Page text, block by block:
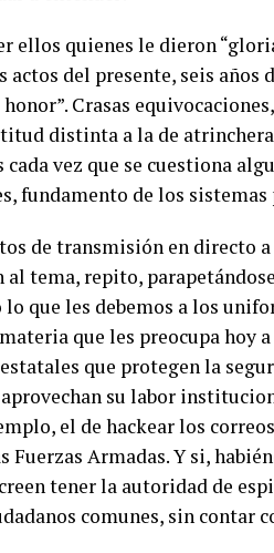
ellos quienes le dieron
actos del presente, seis años
Crasas
distinta a la de
vez que se cuestiona
fundamento de los
de transmisión en directo
tema, repito,
que les debemos a los
que les preocupa hoy
que protegen la
su labor
el de hackear los
Fuerzas Armadas. Y si,
tener la autoridad de
comunes, sin contar